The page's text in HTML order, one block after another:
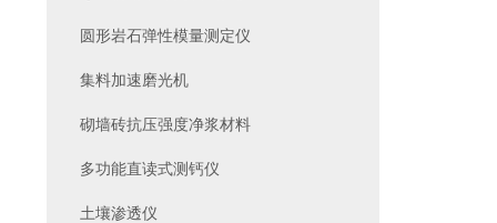
圆形岩石弹性模量测定仪
集料加速磨光机
砌墙砖抗压强度净浆材料
多功能直读式测钙仪
土壤渗透仪